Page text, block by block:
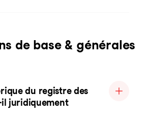
de base & générales
du registre des
il juridiquement